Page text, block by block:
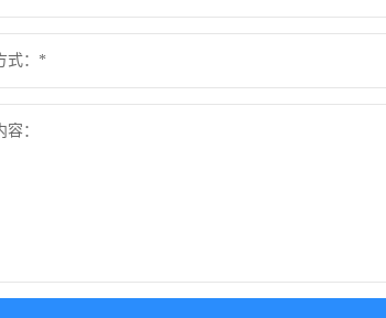
式：*
：